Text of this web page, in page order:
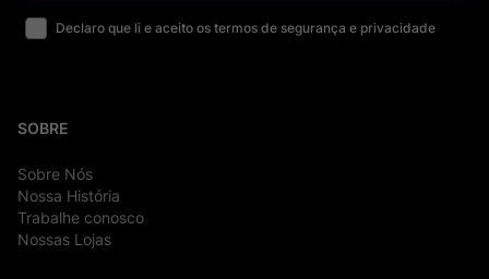
Declaro que li e aceito os termos de segurança e privacidade
SOBRE
Sobre Nós
Nossa História
Trabalhe conosco
Nossas Lojas